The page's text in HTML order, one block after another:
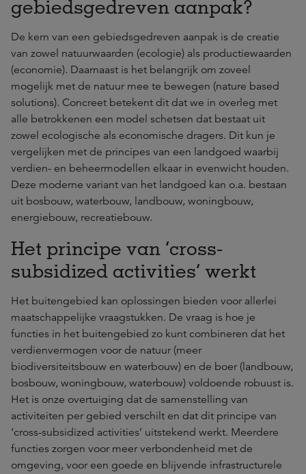
gebiedsgedreven aanpak?
De kern van een gebiedsgedreven aanpak is de creatie
van zowel natuurwaarden (ecologie) als productiewaarden
(economie). Daarnaast is het belangrijk om zoveel
mogelijk met de natuur mee te bewegen (nature based
solutions). Concreet betekent dit dat we in overleg met
alle betrokkenen een model schetsen dat bestaat uit
zowel ecologische als economische dragers. Dit kun je
vergelijken met de principes van een landgoed waarbij
verdien- en beheermodellen elkaar in evenwicht houden.
Deze moderne variant van het landgoed kan o.a. bestaan
uit bosbouw, waterbouw, landbouw, woningbouw,
energiebouw, recreatiebouw.
Het principe van ‘cross-
subsidized activities’ werkt
Het buitengebied kan oplossingen bieden voor allerlei
maatschappelijke vraagstukken. De vraag is hoe je
functies in het buitengebied zo kunt combineren dat het
verdienvermogen voor de natuur (meer
biodiversiteitsbouw en waterbouw) en de boer (landbouw,
bosbouw, woningbouw, waterbouw) voldoende robuust is.
Het is onze overtuiging dat de samenstelling van
activiteiten per gebied verschilt en dat dit principe van
‘cross-subsidized activities’ uitstekend werkt. Meerdere
functies zorgen voor meer verbondenheid met de
omgeving, voor een goede en blijvende infrastructurele